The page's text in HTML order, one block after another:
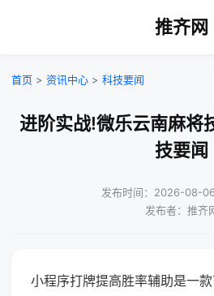
推齐网
首页 > 资讯中心 > 科技要闻
进阶实战!微乐云南麻将
技要闻
发布时间：2026-08-
发布者：推齐
小程序打牌提高胜率辅助是一